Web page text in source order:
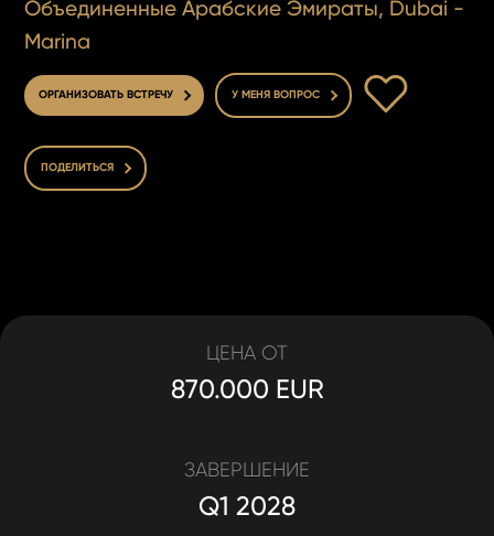
Объединенные Арабские Эмираты, Dubai -
Marina
ОРГАНИЗОВАТЬ ВСТРЕЧУ У МЕНЯ ВОПРОС
ПОДЕЛИТЬСЯ
ЗАВЕРШЕНИЕ
Q1 2028
ЦЕНА ОТ
870.000 EUR